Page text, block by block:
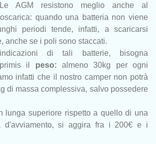
Le AGM resistono meglio anche al
quando una batteria non viene
periodi tende, infatti, a scaricarsi
anche se i poli sono staccati.
di tali batterie, bisogna
il peso: almeno 30kg per ogni
infatti che il nostro camper non potrà
di massa complessiva, salvo possedere
lunga superiore rispetto a quello di una
d'avviamento, si aggira fra i 200€ e i